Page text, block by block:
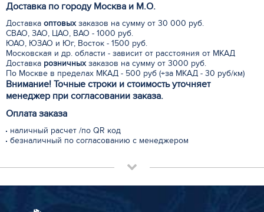
Доставка по городу Москва и М.О.
Доставка оптовыхзаказов на сумму от 30 000 руб.
СВАО, ЗАО, ЦАО, ВАО - 1000 руб.
ЮАО, ЮЗАО и Юг, Восток - 1500 руб.
Московская и др. области - зависит от расстояния от МКАД
Доставка розничныхзаказов на сумму от 3000 руб.
По Москве в пределах МКАД - 500 руб (+за МКАД - 30 руб/км)
Внимание! Точные строки и стоимость уточняет
менеджер при согласовании заказа.
Оплата заказа
наличный расчет /по QR код
безналичный по согласованию с менеджером